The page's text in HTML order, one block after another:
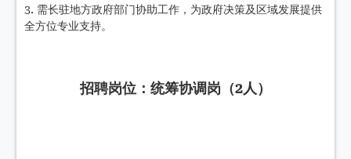
3. 需长驻地方政府部门协助工作，为政府决策及区域发展提供
全方位专业支持。
招聘岗位： 统筹协调岗（2人）